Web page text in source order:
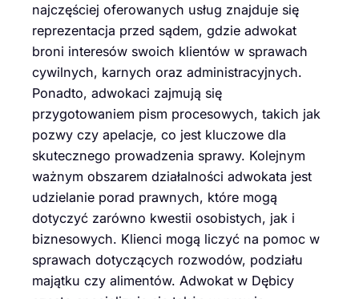
najczęściej oferowanych usług znajduje się
reprezentacja przed sądem, gdzie adwokat
broni interesów swoich klientów w sprawach
cywilnych, karnych oraz administracyjnych.
Ponadto, adwokaci zajmują się
przygotowaniem pism procesowych, takich jak
pozwy czy apelacje, co jest kluczowe dla
skutecznego prowadzenia sprawy. Kolejnym
ważnym obszarem działalności adwokata jest
udzielanie porad prawnych, które mogą
dotyczyć zarówno kwestii osobistych, jak i
biznesowych. Klienci mogą liczyć na pomoc w
sprawach dotyczących rozwodów, podziału
majątku czy alimentów. Adwokat w Dębicy